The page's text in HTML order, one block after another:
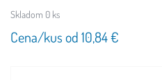
Skladom 0 ks
Cena/kus od 10,84 €